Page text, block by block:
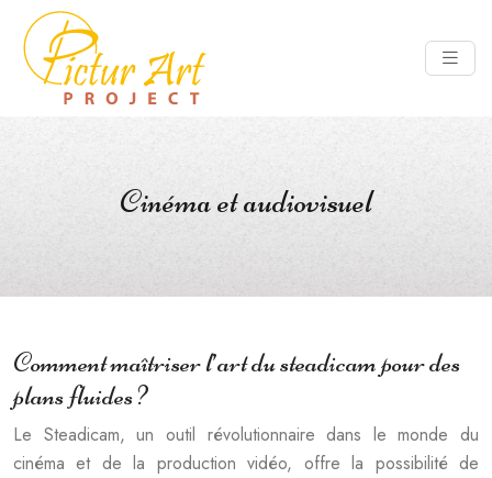
Cinéma et audiovisuel
Comment maîtriser l’art du steadicam pour des
plans fluides ?
Le Steadicam, un outil révolutionnaire dans le monde du
cinéma et de la production vidéo, offre la possibilité de